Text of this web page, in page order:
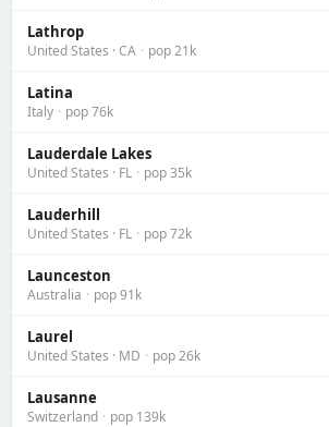
Lathrop
United States · CA · pop 21k
Latina
Italy · pop 76k
Lauderdale Lakes
United States · FL · pop 35k
Lauderhill
United States · FL · pop 72k
Launceston
Australia · pop 91k
Laurel
United States · MD · pop 26k
Lausanne
Switzerland · pop 139k